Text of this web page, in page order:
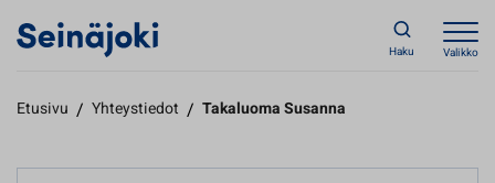
Haku Valikko
Etusivu / Yhteystiedot / Takaluoma Susanna